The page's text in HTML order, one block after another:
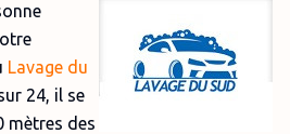
Lavage du
24, il se
mètres des